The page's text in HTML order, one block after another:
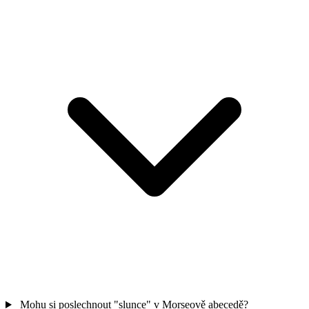
Mohu si poslechnout "slunce" v Morseově abecedě?